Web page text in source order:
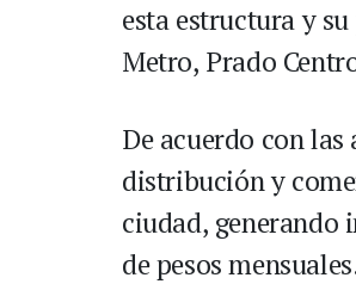
esta estructura y
Metro, Prado
De acuerdo con
distribución y
ciudad, generando
de pesos